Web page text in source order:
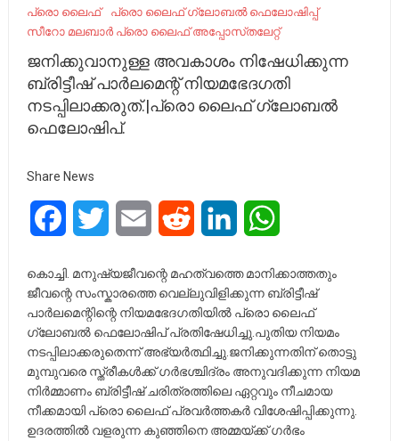
പ്രൊ ലൈഫ്
പ്രൊ ലൈഫ് ഗ്ലോബൽ ഫെലോഷിപ്പ്
സീറോ മലബാർ പ്രൊ ലൈഫ് അപ്പോസ്‌തലേറ്റ്
ജനിക്കുവാനുള്ള അവകാശം നിഷേധിക്കുന്ന
ബ്രിട്ടീഷ് പാർലമെന്റ് നിയമഭേദഗതി
നടപ്പിലാക്കരുത്.|പ്രൊ ലൈഫ് ഗ്ലോബൽ
ഫെലോഷിപ്.
Share News
FacebookTwitter Email Reddit LinkedIn
കൊച്ചി. മനുഷ്യജീവന്റെ മഹത്വത്തെ മാനിക്കാത്തതും
ജീവന്റെ സംസ്കാരത്തെ വെല്ലുവിളിക്കുന്ന ബ്രിട്ടീഷ്
പാർലമെന്റിന്റെ നിയമഭേദഗതിയിൽ പ്രൊ ലൈഫ്
ഗ്ലോബൽ ഫെലോഷിപ് പ്രതിഷേധിച്ചു.പുതിയ നിയമം
നടപ്പിലാക്കരുതെന്ന്‌ അഭ്യർത്ഥിച്ചു.ജനിക്കുന്നതിന് തൊട്ടു
മുമ്പുവരെ സ്ത്രീകൾക്ക് ഗർഭശ്ചിദ്രം അനുവദിക്കുന്ന നിയമ
നിർമ്മാണം ബ്രിട്ടീഷ് ചരിത്രത്തിലെ ഏറ്റവും നീചമായ
നീക്കമായി പ്രൊ ലൈഫ് പ്രവർത്തകർ വിശേഷിപ്പിക്കുന്നു.
ഉദരത്തിൽ വളരുന്ന കുഞ്ഞിനെ അമ്മയ്ക്ക് ഗർഭം